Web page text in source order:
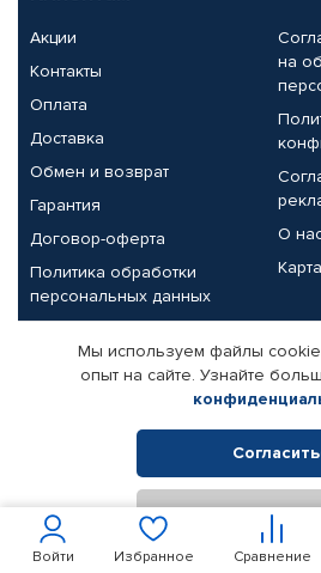
Войти Избранное Сравнение
Акции
Контакты
Оплата
Доставка
Обмен и возврат
Гарантия
Договор-оферта
Политика обработки
персональных данных
на
О
Партнерам
Корпоративным клиентам
Поставщикам
© КАМАЗ ЦЕНТР ДОНЕЦК, 2015-2026. Все
Интернет-магазин автомобильных
Мы используем файлы
опыт на сайте. Узнайте